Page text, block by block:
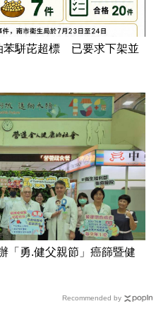
苯駢芘超標 已要求下架並
「勇.健父親節」癌篩暨健
Recommended by